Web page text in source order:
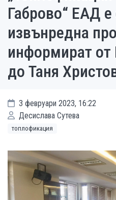
Габрово“ ЕАД е
извънредна
информират от
до Таня
3 февруари 2023, 16:22
Десислава Сутева
топлофикация